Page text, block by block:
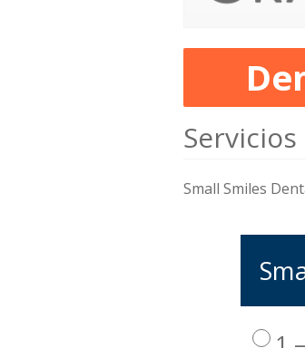
Servicios
Small Smiles